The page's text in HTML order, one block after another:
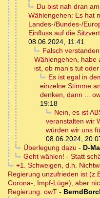
Du bist nah dran
Wählengehen: Es hat
Landes-/Bundes-/
Einfluss auf die
08.06.2024, 11:41
Falsch
Wählengehen, habe
ist, ob man's tut
Es ist egal in
einzelne Stimme
denken, dann ...
19:18
Nein, es ist
veranstalten wir
würden wir uns
08.06.2024,
Überlegung dazu - D-
Geht wählen! - Statt
+1. Schweigen, d.h.
Regierung unzufrieden ist
Corona-, Impf-Lüge), aber
Regierung. owT -